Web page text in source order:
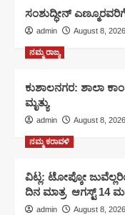
ಸಂಶುದ್ಧೀನ್
admin August 8, 2026
ನಮ್ಮ ರಾಜ್ಯ
ಕುಶಾಲನಗರ: ಶಾಲಾ
ಮೃತ್ಯು
admin August 8, 2026
ನಮ್ಮ ಕರಾವಳಿ
ವಿಟ್ಲ: ಟೋಪ್ಕೋ
ದಿನ ಮಾತ್ರ ಆಗಸ್ಟ್ 14
admin August 8, 2026